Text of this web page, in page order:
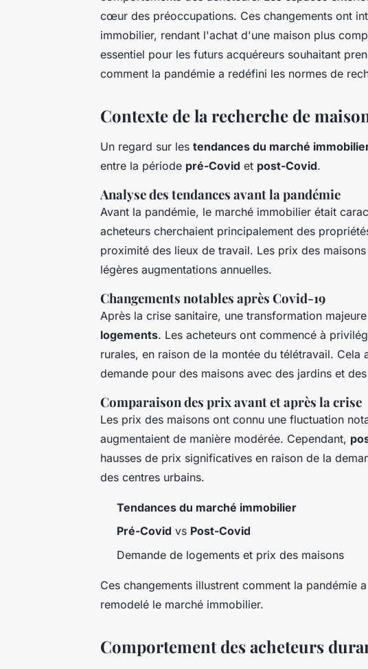
cœur des préoccupations. Ces changements ont
immobilier, rendant l'achat d'une maison plus
essentiel pour les futurs acquéreurs souhaitant
comment la pandémie a redéfini les normes de
Contexte de la recherche de
Un regard sur les tendances du marché
entre la période pré-Covid et post-Covid.
Analyse des tendances avant la pandémie
Avant la pandémie, le marché immobilier était
acheteurs cherchaient principalement des
proximité des lieux de travail. Les prix des
légères augmentations annuelles.
Changements notables après Covid-19
Après la crise sanitaire, une transformation
logements. Les acheteurs ont commencé à
rurales, en raison de la montée du télétravail. Cela
demande pour des maisons avec des jardins et
Comparaison des prix avant et après la crise
Les prix des maisons ont connu une fluctuation
augmentaient de manière modérée. Cependant,
hausses de prix significatives en raison de la
des centres urbains.
Tendances du marché immobilier
Pré-Covid vs Post-Covid
Demande de logements et prix des maisons
Ces changements illustrent comment la pandémie
remodelé le marché immobilier.
Comportement des acheteurs